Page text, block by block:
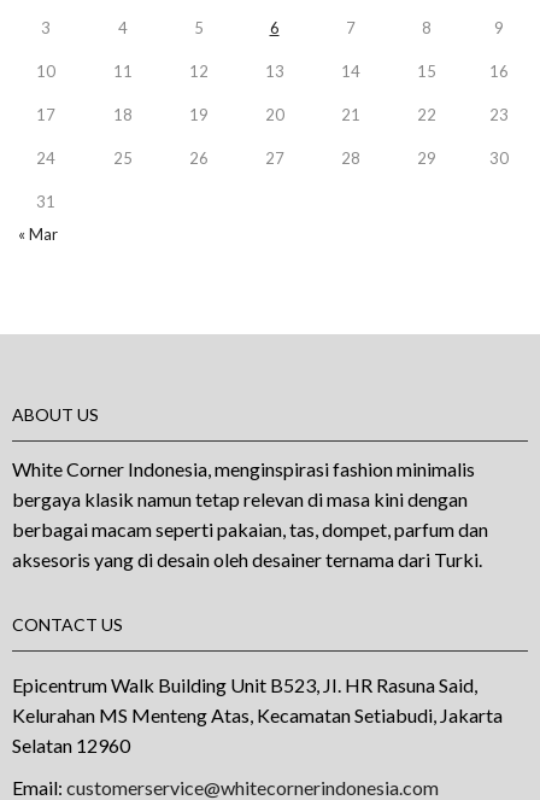
3 4 5 6 7 8 9
10 11 12 13 14 15 16
17 18 19 20 21 22 23
24 25 26 27 28 29 30
31
« Mar
ABOUT US
White Corner Indonesia, menginspirasi fashion minimalis
bergaya klasik namun tetap relevan di masa kini dengan
berbagai macam seperti pakaian, tas, dompet, parfum dan
aksesoris yang di desain oleh desainer ternama dari Turki.
CONTACT US
Epicentrum Walk Building Unit B523, JI. HR Rasuna Said,
Kelurahan MS Menteng Atas, Kecamatan Setiabudi, Jakarta
Selatan 12960
Email: customerservice@whitecornerindonesia.com